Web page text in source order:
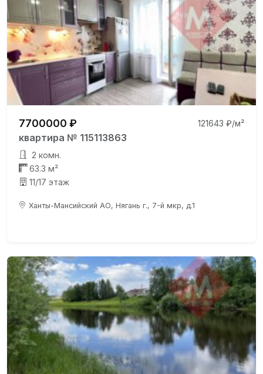
7700000 ₽ 121643 ₽/м²
квартира № 115113863
2 комн.
63.3 м²
11/17 этаж
Ханты-Мансийский АО, Нягань г., 7-й мкр, д.1